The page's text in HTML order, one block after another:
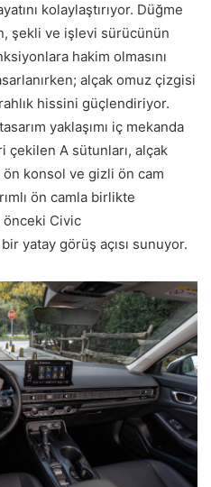
kolaylaştırıyor. Düğme
şekli ve işlevi sürücünün
hakim olmasını
alçak omuz çizgisi
hissini güçlendiriyor.
yaklaşımı iç mekanda
çekilen A sütunları, alçak
konsol ve gizli ön cam
ön camla birlikte
önceki Civic
yatay görüş açısı sunuyor.